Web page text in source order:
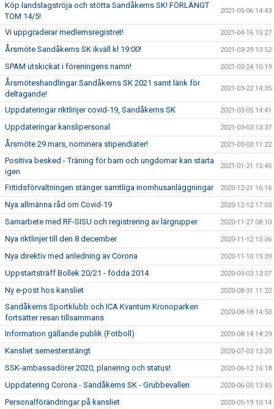
Köp landslagströja och stötta Sandåkerns SK! FÖRLÄNGT
TOM 14/5!
2021-05-06 14:43
Vi uppgraderar medlemsregistret! 2021-04-16 15:27
Årsmöte Sandåkerns SK ikväll kl 19:00! 2021-03-29 13:52
SPAM utskickat i föreningens namn! 2021-03-24 10:19
Årsmöteshandlingar Sandåkerns SK 2021 samt länk för
deltagande!
2021-03-22 14:35
Uppdateringar riktlinjer covid-19, Sandåkerns SK 2021-03-05 14:41
Uppdateringar kanslipersonal 2021-03-03 13:37
Årsmöte 29 mars, nominera stipendiater! 2021-03-03 11:22
Positiva besked - Träning för barn och ungdomar kan starta
igen
2021-01-21 15:45
Fritidsförvaltningen stänger samtliga inomhusanläggningar 2020-12-21 16:16
Nya allmänna råd om Covid-19 2020-12-12 17:03
Samarbete med RF-SISU och registrering av lärgrupper 2020-11-27 08:10
Nya riktlinjer till den 8 december 2020-11-12 15:06
Nya direktiv med anledning av Corona 2020-11-10 15:39
Uppstartsträff Bollek 20/21 - födda 2014 2020-09-03 13:07
Ny e-post hos kansliet 2020-08-31 11:22
Sandåkerns Sportklubb och ICA Kvantum Kronoparken
fortsätter resan tillsammans
2020-08-18 14:50
Information gällande publik (Fotboll) 2020-08-14 14:29
Kansliet semesterstängt 2020-07-03 13:20
SSK-ambassadörer 2020, planering och status! 2020-06-12 16:18
Uppdatering Corona - Sandåkerns SK - Grubbevallen 2020-06-03 13:45
Personalförändringar på kansliet 2020-05-19 10:14